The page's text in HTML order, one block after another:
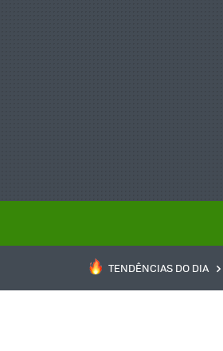
TENDÊNCIAS DO DIA